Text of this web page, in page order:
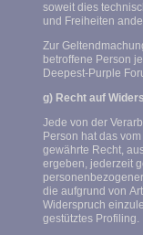
soweit dies
und Freiheiten
Zur
betroffene Person
Deepest-Purple
g) Recht auf
Jede von der
Person hat das
gewährte Recht,
ergeben, jederzeit
die aufgrund von
Widerspruch
gestütztes Profiling.